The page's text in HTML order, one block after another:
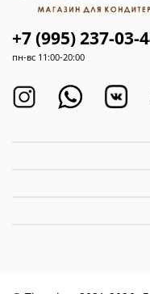
+7 (995) 237-03-
пн-вс 11:00-20:00